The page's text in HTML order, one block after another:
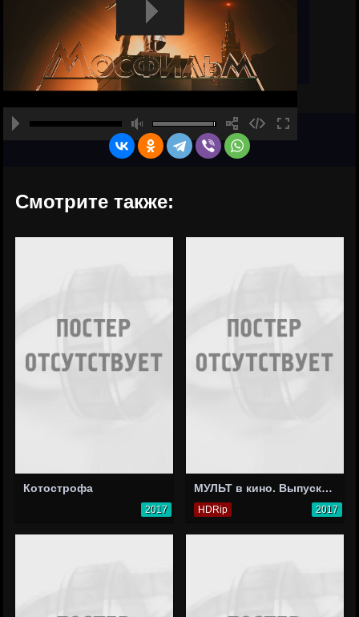
Смотрите также:
Котострофа
2017
МУЛЬТ в кино. Выпуск №60. Отдыхаем вместе!
HDRip 2017